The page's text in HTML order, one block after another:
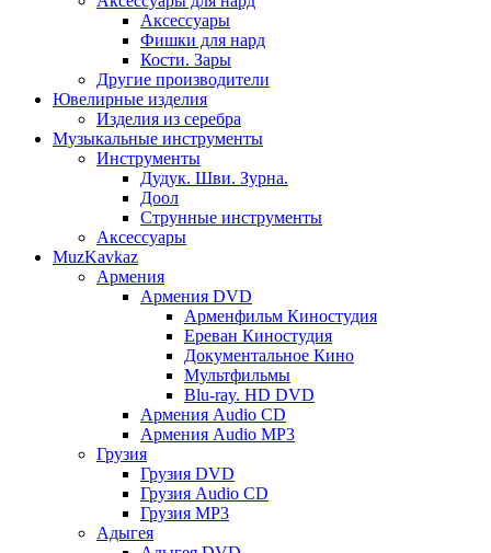
Аксессуары
Фишки для нард
Кости. Зары
Другие производители
Ювелирные изделия
Изделия из серебра
Музыкальные инструменты
Инструменты
Дудук. Шви. Зурна.
Доол
Струнные инструменты
Аксессуары
MuzKavkaz
Армения
Армения DVD
Арменфильм Киностудия
Ереван Киностудия
Документальное Кино
Мультфильмы
Blu-ray. HD DVD
Армения Audio CD
Армения Audio MP3
Грузия
Грузия DVD
Грузия Audio CD
Грузия MP3
Адыгея